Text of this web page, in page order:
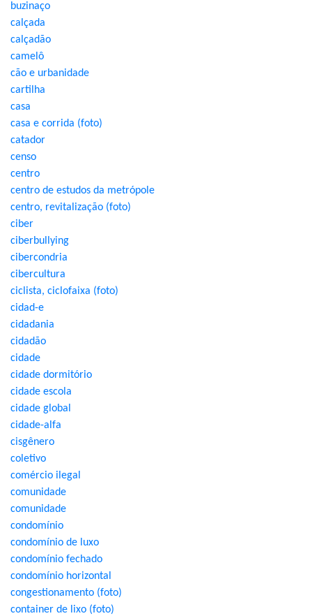
buzinaço
calçada
calçadão
camelô
cão e urbanidade
cartilha
casa
casa e corrida (foto)
catador
censo
centro
centro de estudos da metrópole
centro, revitalização (foto)
ciber
ciberbullying
cibercondria
cibercultura
ciclista, ciclofaixa (foto)
cidad-e
cidadania
cidadão
cidade
cidade dormitório
cidade escola
cidade global
cidade-alfa
cisgênero
coletivo
comércio ilegal
comunidade
comunidade
condomínio
condomínio de luxo
condomínio fechado
condomínio horizontal
congestionamento (foto)
container de lixo (foto)